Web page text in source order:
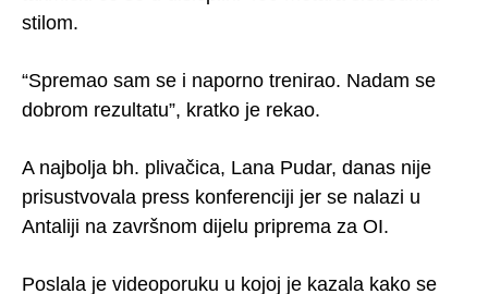
stilom.
“Spremao sam se i naporno trenirao. Nadam se
dobrom rezultatu”, kratko je rekao.
A najbolja bh. plivačica, Lana Pudar, danas nije
prisustvovala press konferenciji jer se nalazi u
Antaliji na završnom dijelu priprema za OI.
Poslala je videoporuku u kojoj je kazala kako se